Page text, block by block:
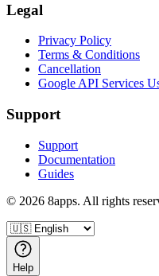
Legal
Privacy Policy
Terms & Conditions
Cancellation
Google API Services
Support
Support
Documentation
Guides
© 2026 8apps. All rights
Help